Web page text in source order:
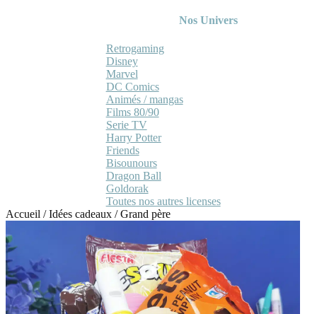
Nos Univers
Retrogaming
Disney
Marvel
DC Comics
Animés / mangas
Films 80/90
Serie TV
Harry Potter
Friends
Bisounours
Dragon Ball
Goldorak
Toutes nos autres licenses
Accueil /Idées cadeaux /Grand père